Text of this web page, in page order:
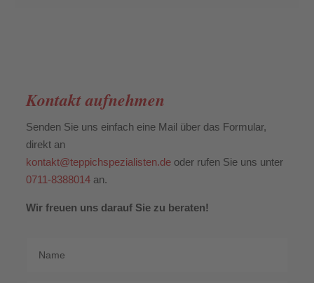
Kontakt aufnehmen
Senden Sie uns einfach eine Mail über das Formular,
direkt an
kontakt@teppichspezialisten.de oder rufen Sie uns unter
0711-8388014 an.
Wir freuen uns darauf Sie zu beraten!